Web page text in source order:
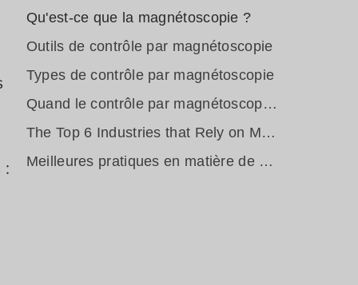
Qu'est-ce que la magnétoscopie ?
Outils de contrôle par magnétoscopie
Types de contrôle par magnétoscopie
Quand le contrôle par magnétoscopie est-il nécessaire ?
The Top 6 Industries that Rely on Magnetic Particle Inspection + Specific Applications They Use
Meilleures pratiques en matière de contrôle par magnétoscopie